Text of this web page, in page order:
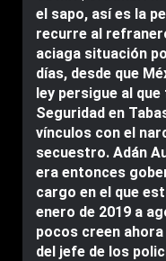
el sapo, así es la
recurre al
aciaga situación
días, desde que
ley persigue al
Seguridad en
vínculos con el
secuestro. Adán
era entonces
cargo en el que
enero de 2019 a
pocos creen
del jefe de los